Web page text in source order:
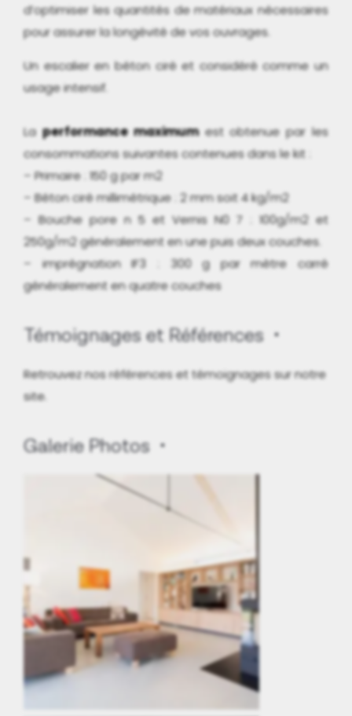
d’optimiser les quantités de matériaux nécessaires
pour assurer la longévité de vos ouvrages.
Un escalier en béton ciré et considéré comme un
usage intensif.
Laperformance maximumest obtenue par les
consommations suivantes contenues dans le kit :
– Primaire : 150 g par m2
– Béton ciré millimétrique : 2 mm soit 4 kg/m2
– Bouche pore n 5 et Vernis N0 7 : 100g/m2 et
250g/m2 généralement en une puis deux couches.
– imprégnation IF3 : 300 g par mètre carré
généralement en quatre couches
Témoignages et Références
Retrouvez nosréférencesettémoignagessur notre
site.
Galerie Photos